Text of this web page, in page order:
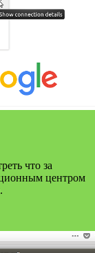
что за
центром